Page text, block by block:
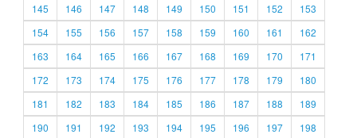
145
146 147 148 149 150 151 152
153
154
155 156 157 158 159 160 161
162
163
164 165 166 167 168 169 170
171
172
173 174 175 176 177 178 179
180
181
182 183 184 185 186 187 188
189
190
191 192 193 194 195 196 197
198